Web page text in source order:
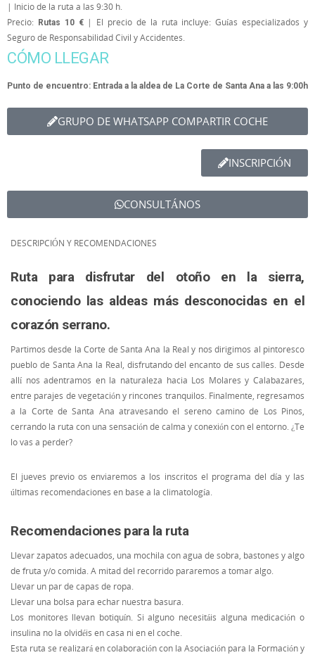
| Inicio de la ruta a las 9:30 h.
Precio:
Rutas 10 € | El precio de la ruta incluye: Guías especializados y
Seguro de Responsabilidad Civil y Accidentes.
CÓMO LLEGAR
Punto de encuentro: Entrada a la aldea de La Corte de Santa Ana a las 9:00h
GRUPO DE WHATSAPP COMPARTIR COCHE
INSCRIPCIÓN
CONSULTÁNOS
DESCRIPCIÓN Y RECOMENDACIONES
Ruta para disfrutar del otoño en la sierra,
conociendo las aldeas más desconocidas en el
corazón serrano.
Partimos desde la Corte de Santa Ana la Real y nos dirigimos al pintoresco
pueblo de Santa Ana la Real, disfrutando del encanto de sus calles. Desde
allí nos adentramos en la naturaleza hacia Los Molares y Calabazares,
entre parajes de vegetación y rincones tranquilos. Finalmente, regresamos
a la Corte de Santa Ana atravesando el sereno camino de Los Pinos,
cerrando la ruta con una sensación de calma y conexión con el entorno. ¿Te
lo vas a perder?
El jueves previo os enviaremos a los inscritos el programa del día y las
últimas recomendaciones en base a la climatología.
Recomendaciones para la ruta
Llevar zapatos adecuados, una mochila con agua de sobra, bastones y algo
de fruta y/o comida. A mitad del recorrido pararemos a tomar algo.
Llevar un par de capas de ropa.
Llevar una bolsa para echar nuestra basura.
Los monitores llevan botiquín. Si alguno necesitáis alguna medicación o
insulina no la olvidéis en casa ni en el coche.
Esta ruta se realizará en colaboración con la Asociación para la Formación y